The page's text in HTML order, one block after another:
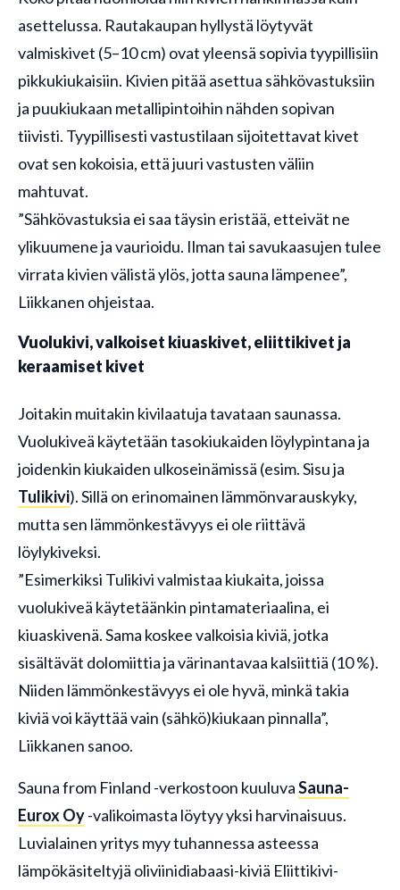
asettelussa. Rautakaupan hyllystä löytyvät
valmiskivet (5–10 cm) ovat yleensä sopivia tyypillisiin
pikkukiukaisiin. Kivien pitää asettua sähkövastuksiin
ja puukiukaan metallipintoihin nähden sopivan
tiivisti. Tyypillisesti vastustilaan sijoitettavat kivet
ovat sen kokoisia, että juuri vastusten väliin
mahtuvat.
”Sähkövastuksia ei saa täysin eristää, etteivät ne
ylikuumene ja vaurioidu. Ilman tai savukaasujen tulee
virrata kivien välistä ylös, jotta sauna lämpenee”,
Liikkanen ohjeistaa.
Vuolukivi, valkoiset kiuaskivet, eliittikivet ja
keraamiset kivet
Joitakin muitakin kivilaatuja tavataan saunassa.
Vuolukiveä käytetään tasokiukaiden löylypintana ja
joidenkin kiukaiden ulkoseinämissä (esim. Sisu ja
Tulikivi). Sillä on erinomainen lämmönvarauskyky,
mutta sen lämmönkestävyys ei ole riittävä
löylykiveksi.
”Esimerkiksi Tulikivi valmistaa kiukaita, joissa
vuolukiveä käytetäänkin pintamateriaalina, ei
kiuaskivenä. Sama koskee valkoisia kiviä, jotka
sisältävät dolomiittia ja värinantavaa kalsiittiä (10 %).
Niiden lämmönkestävyys ei ole hyvä, minkä takia
kiviä voi käyttää vain (sähkö)kiukaan pinnalla”,
Liikkanen sanoo.
Sauna from Finland -verkostoon kuuluvaSauna-
Eurox Oy-valikoimasta löytyy yksi harvinaisuus.
Luvialainen yritys myy tuhannessa asteessa
lämpökäsiteltyjä oliviinidiabaasi-kiviä Eliittikivi-